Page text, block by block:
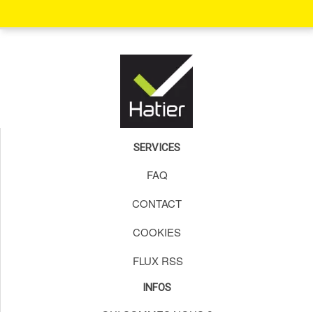
SERVICES
FAQ
CONTACT
COOKIES
FLUX RSS
INFOS